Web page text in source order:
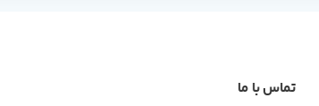
تماس با ما